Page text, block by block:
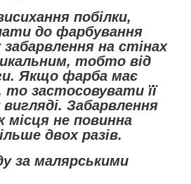
побілки,
до фарбування
на стінах
тобто від
Якщо фарба має
то застосовувати її
Забарвлення
місця не повинна
двох разів.
за малярськими